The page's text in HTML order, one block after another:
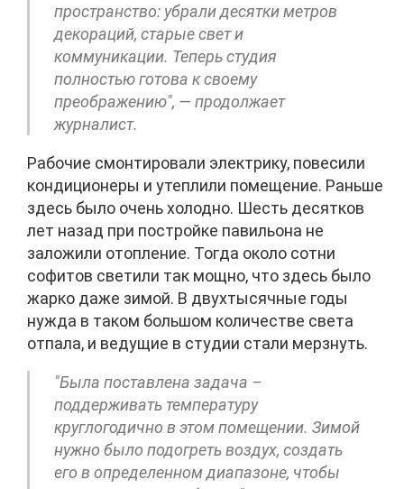
пространство: убрали десятки метров
декораций, старые свет и
коммуникации. Теперь студия
полностью готова к своему
преображению", — продолжает
журналист.
Рабочие смонтировали электрику, повесили
кондиционеры и утеплили помещение. Раньше
здесь было очень холодно. Шесть десятков
лет назад при постройке павильона не
заложили отопление. Тогда около сотни
софитов светили так мощно, что здесь было
жарко даже зимой. В двухтысячные годы
нужда в таком большом количестве света
отпала, и ведущие в студии стали мерзнуть.
"Была поставлена задача –
поддерживать температуру
круглогодично в этом помещении. Зимой
нужно было подогреть воздух, создать
его в определенном диапазоне, чтобы